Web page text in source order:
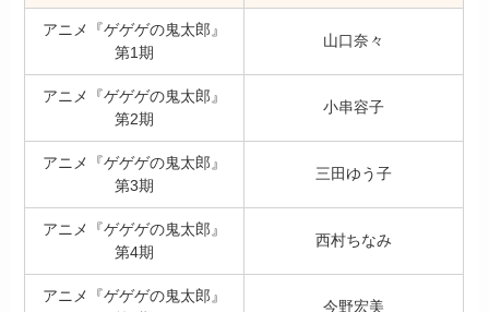
アニメ『ゲゲゲの鬼太郎』
第1期
山口奈々
アニメ『ゲゲゲの鬼太郎』
第2期
小串容子
アニメ『ゲゲゲの鬼太郎』
第3期
三田ゆう子
アニメ『ゲゲゲの鬼太郎』
第4期
西村ちなみ
アニメ『ゲゲゲの鬼太郎』
今野宏美